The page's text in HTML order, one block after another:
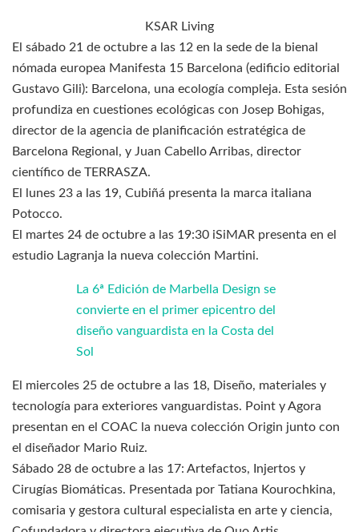
KSAR Living
El sábado 21 de octubre a las 12 en la sede de la bienal
nómada europea Manifesta 15 Barcelona (edificio editorial
Gustavo Gili): Barcelona, una ecología compleja. Esta sesión
profundiza en cuestiones ecológicas con Josep Bohigas,
director de la agencia de planificación estratégica de
Barcelona Regional, y Juan Cabello Arribas, director
científico de TERRASZA.
El lunes 23 a las 19, Cubiñá presenta la marca italiana
Potocco.
El martes 24 de octubre a las 19:30 iSiMAR presenta en el
estudio Lagranja la nueva colección Martini.
La 6ª Edición de Marbella Design se
convierte en el primer epicentro del
diseño vanguardista en la Costa del
Sol
El miercoles 25 de octubre a las 18, Diseño, materiales y
tecnología para exteriores vanguardistas. Point y Agora
presentan en el COAC la nueva colección Origin junto con
el diseñador Mario Ruiz.
Sábado 28 de octubre a las 17: Artefactos, Injertos y
Cirugías Biomáticas. Presentada por Tatiana Kourochkina,
comisaria y gestora cultural especialista en arte y ciencia,